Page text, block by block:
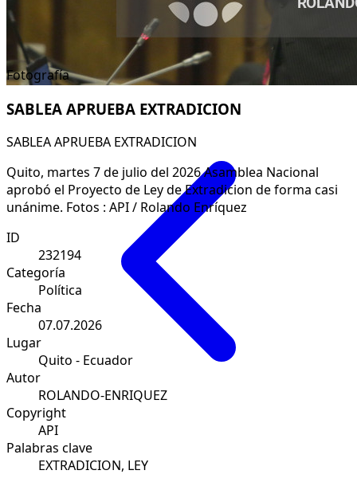
Fotografía
SABLEA APRUEBA EXTRADICION
SABLEA APRUEBA EXTRADICION
Quito, martes 7 de julio del 2026 Asamblea Nacional
aprobó el Proyecto de Ley de Extradicion de forma casi
unánime. Fotos : API / Rolando Enríquez
ID
232194
Categoría
Política
Fecha
07.07.2026
Lugar
Quito - Ecuador
Autor
ROLANDO-ENRIQUEZ
Copyright
API
Palabras clave
EXTRADICION, LEY